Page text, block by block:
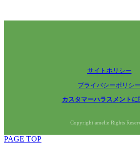
サイトポリシー
プライバシーポリシー
カスタマーハラスメントに
Copyright amelie Rights
PAGE TOP